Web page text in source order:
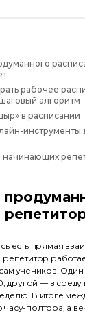
рабочее
алгоритм
в расписании
инструменты
есть прямая
репетитор
учеников. Один
другой — в среду в
В итоге
полтора, а